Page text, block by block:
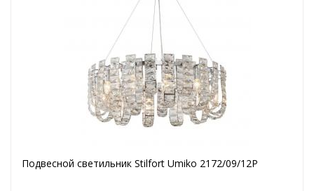
Подвесной светильник Stilfort Umiko 2172/09/12P